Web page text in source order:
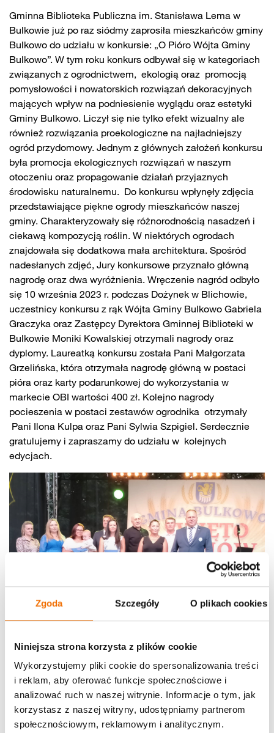
Zgoda Szczegóły O plikach cookies
Niniejsza strona korzysta z plików cookie
Wykorzystujemy pliki cookie do spersonalizowania treści
i reklam, aby oferować funkcje społecznościowe i
analizować ruch w naszej witrynie. Informacje o tym, jak
korzystasz z naszej witryny, udostępniamy partnerom
społecznościowym, reklamowym i analitycznym.
Gminna Biblioteka Publiczna im. Stanisława Lema w
Bulkowie już po raz siódmy zaprosiła mieszkańców gminy
Bulkowo do udziału w konkursie: „O Pióro Wójta Gminy
Bulkowo”. W tym roku konkurs odbywał się w kategoriach
związanych z ogrodnictwem, ekologią oraz promocją
pomysłowości i nowatorskich rozwiązań dekoracyjnych
mających wpływ na podniesienie wyglądu oraz estetyki
Gminy Bulkowo. Liczył się nie tylko efekt wizualny ale
również rozwiązania proekologiczne na najładniejszy
ogród przydomowy. Jednym z głównych założeń konkursu
była promocja ekologicznych rozwiązań w naszym
otoczeniu oraz propagowanie działań przyjaznych
środowisku naturalnemu. Do konkursu wpłynęły zdjęcia
przedstawiające piękne ogrody mieszkańców naszej
gminy. Charakteryzowały się różnorodnością nasadzeń i
ciekawą kompozycją roślin. W niektórych ogrodach
znajdowała się dodatkowa mała architektura. Spośród
nadesłanych zdjęć, Jury konkursowe przyznało główną
nagrodę oraz dwa wyróżnienia. Wręczenie nagród odbyło
się 10 września 2023 r. podczas Dożynek w Blichowie,
uczestnicy konkursu z rąk Wójta Gminy Bulkowo Gabriela
Graczyka oraz Zastępcy Dyrektora Gminnej Biblioteki w
Bulkowie Moniki Kowalskiej otrzymali nagrody oraz
dyplomy. Laureatką konkursu została Pani Małgorzata
Grzelińska, która otrzymała nagrodę główną w postaci
pióra oraz karty podarunkowej do wykorzystania w
markecie OBI wartości 400 zł. Kolejno nagrody
pocieszenia w postaci zestawów ogrodnika otrzymały
Pani Ilona Kulpa oraz Pani Sylwia Szpigiel. Serdecznie
gratulujemy i zapraszamy do udziału w kolejnych
edycjach.
Autor/ka artykułu